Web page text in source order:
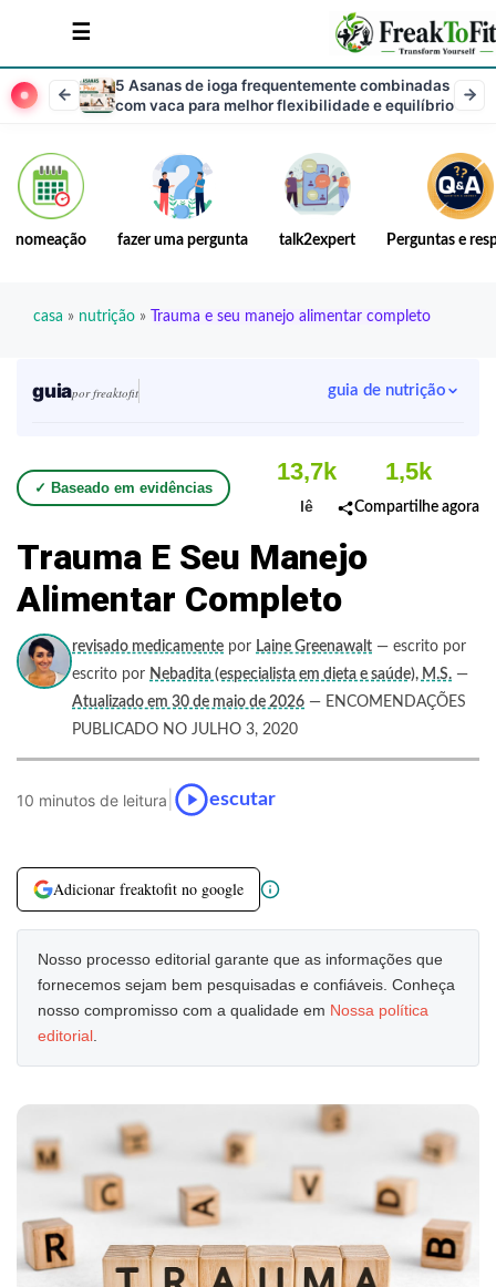
5 Asanas de ioga frequentemente combinadas
com vaca para melhor flexibilidade e equilíbrio
nomeação fazer uma pergunta talk2expert Perguntas e
casa » nutrição » Trauma e seu manejo alimentar completo
guiapor freaktofit guia de nutrição
✓ Baseado em evidências
13,7k
lê
1,5k
Compartilhe agora
Trauma E Seu Manejo
Alimentar Completo
revisado medicamente por Laine Greenawalt — escrito por
escrito por Nebadita (especialista em dieta e saúde), M.S. —
Atualizado em 30 de maio de 2026 — ENCOMENDAÇÕES
PUBLICADO NO JULHO 3, 2020
10 minutos de leitura escutar
Adicionar freaktofit no google
Nosso processo editorial garante que as informações que
fornecemos sejam bem pesquisadas e confiáveis. Conheça
nosso compromisso com a qualidade em Nossa política
editorial